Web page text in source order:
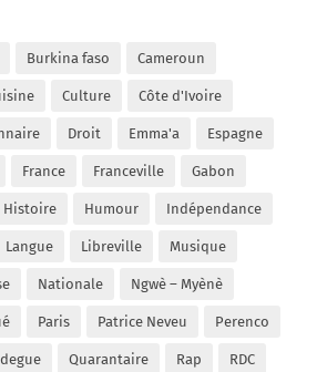
Burkina faso Cameroun
Culture Côte d'Ivoire
Droit Emma'a Espagne
France Franceville Gabon
Histoire Humour Indépendance
Langue Libreville Musique
Nationale Ngwè – Myènè
Paris Patrice Neveu Perenco
Quarantaire Rap RDC